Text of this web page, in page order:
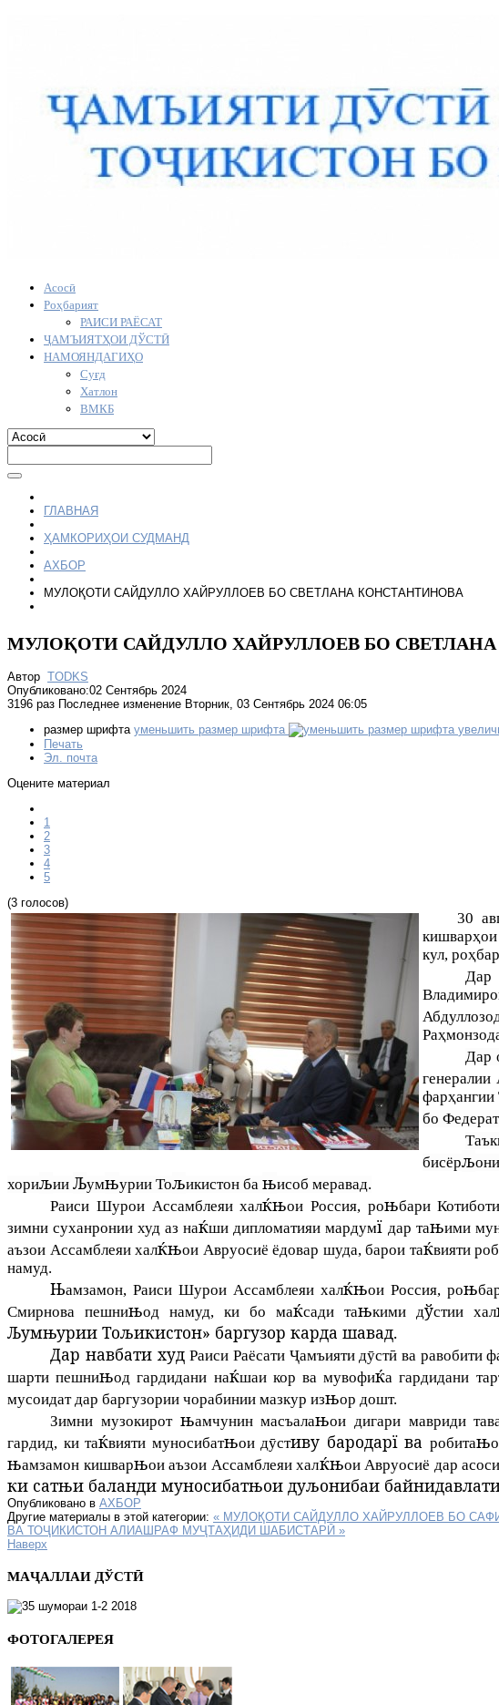
Асосӣ
Роҳбарият
РАИСИ РАЁСАТ
ҶАМЪИЯТҲОИ ДЎСТӢ
НАМОЯНДАГИҲО
Суғд
Хатлон
ВМКБ
ГЛАВНАЯ
ҲАМКОРИҲОИ СУДМАНД
АХБОР
МУЛОҚОТИ САЙДУЛЛО ХАЙРУЛЛОЕВ БО СВЕТЛАНА КОНСТАНТИНОВА
МУЛОҚОТИ САЙДУЛЛО ХАЙРУЛЛОЕВ БО
Автор TODKS
Опубликовано:02 Сентябрь 2024
3196 раз Последнее изменение Вторник, 03 Сентябрь 2024 06:05
размер шрифта уменьшить размер шрифта
Печать
Эл. почта
Оцените материал
1
2
3
4
5
(3 голосов)
30
кул, роҳ
Дар
Дар
генералии
бо
бисёрљ
хориљии Љумњурии Тољикистон ба њисоб меравад.
Раиси Шурои Ассамблеяи халќњои Россия, роњбари
зимни суханронии худ аз наќши дипломатияи мардумї дар тањими
аъзои Ассамблеяи халќњои Авруосиё ёдовар шуда, барои таќвияти
намуд.
Њамзамон, Раиси Шурои Ассамблеяи халќњои Россия, роњ
Смирнова пешнињод намуд, ки бо маќсади тањкими дўстии хал
Љумњурии Тољикистон» баргузор карда шавад.
Дар навбати худРаиси Раёсати Ҷамъияти дӯстӣ ва равобити
шарти пешнињод гардидани наќшаи кор ва мувофиќа гардидани
мусоидат дар баргузории чорабинии мазкур изњор дошт.
Зимни музокирот њамчунин масъалањои дигари мавриди
гардид, ки таќвияти муносибатњои дӯстиву бародарї ва робитањ
њамзамон кишварњои аъзои Ассамблеяи халќњои Авруосиё дар
ки сатњи баланди муносибатњои дуљонибаи
Опубликовано в АХБОР
Другие материалы в этой категории: « МУЛОҚОТИ САЙДУЛЛО ХАЙРУЛЛОЕВ БО
ВА ТОҶИКИСТОН АЛИАШРАФ МУҶТАҲИДИ ШАБИСТАРӢ »
Наверх
МАҶАЛЛАИ ДЎСТӢ
ФОТОГАЛЕРЕЯ